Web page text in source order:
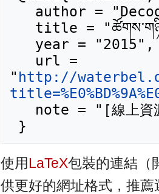
" http://
使用LaTeX包裝的連結（
供更好的網址格式，推